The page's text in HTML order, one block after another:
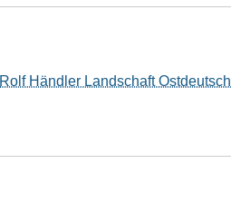
Rolf Händler Landschaft